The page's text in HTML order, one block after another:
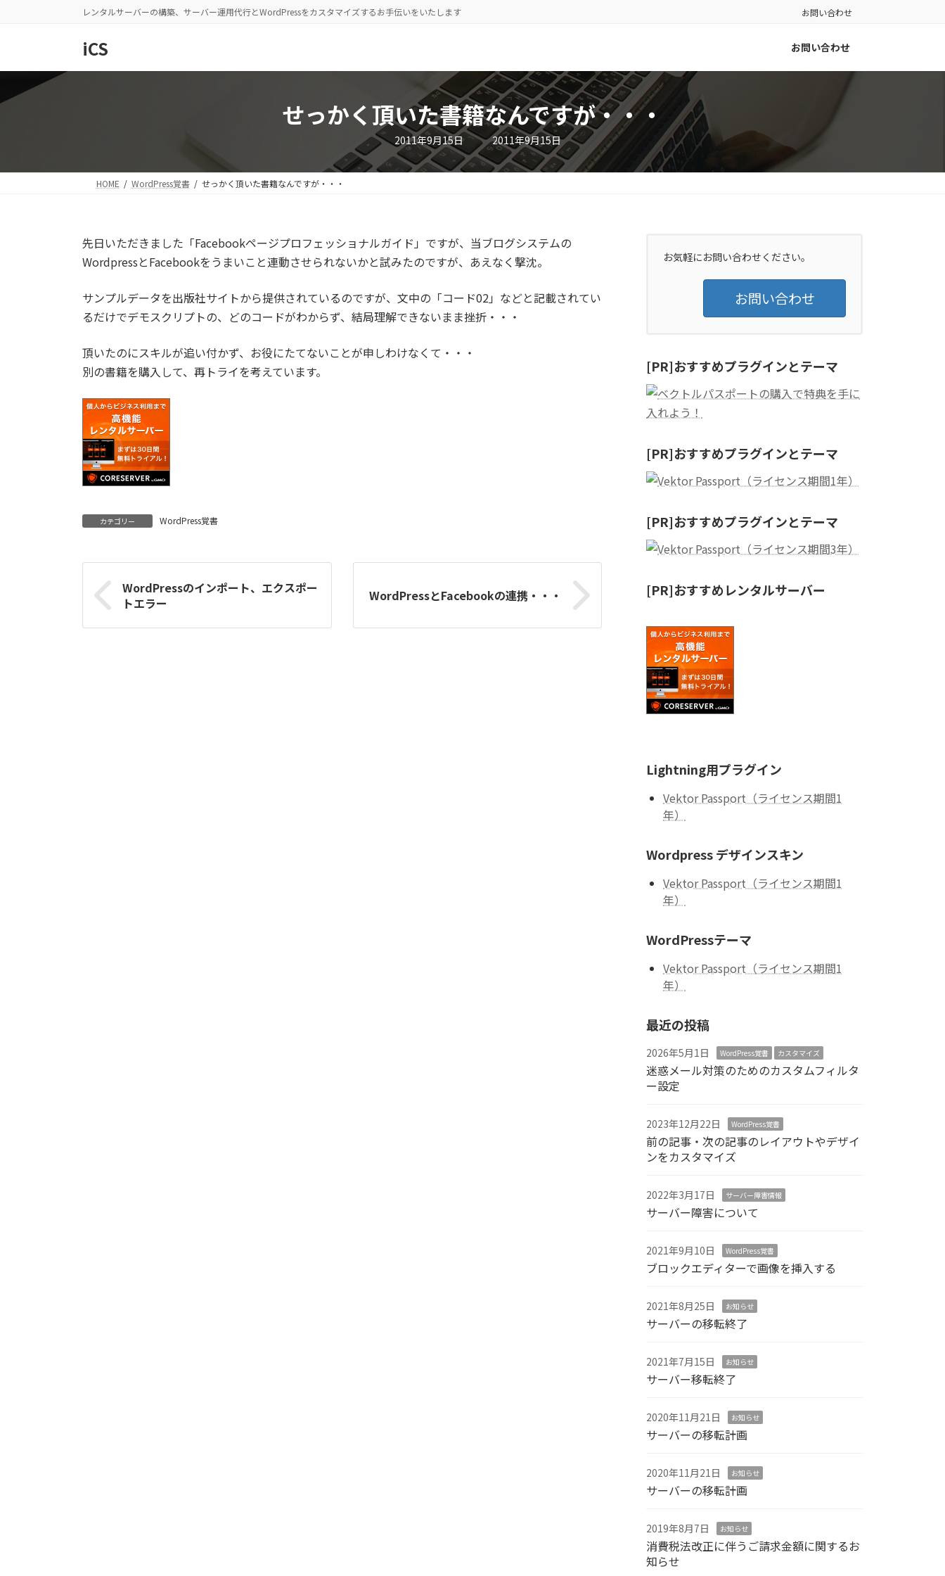
ツ
ス
シ
ン
レンタルサーバーの構築、サーバー運用代行とWordPressをカスタマイズするお手伝いをいたします お問い合わせ
iCS お問い合わせ
せっかく頂いた書籍なんですが・・・
2011年9月15日 最
終
更
新
2011年9月15日
HOME WordPress覚書 せっかく頂いた書籍なんですが・・・
先日いただきました「Facebookページプロフェッショナルガイド」ですが、当ブログシステムの
WordpressとFacebookをうまいこと連動させられないかと試みたのですが、あえなく撃沈。
サンプルデータを出版社サイトから提供されているのですが、文中の「コード02」などと記載されてい
るだけでデモスクリプトの、どのコードがわからず、結局理解できないまま挫折・・・
頂いたのにスキルが追い付かず、お役にたてないことが申しわけなくて・・・
別の書籍を購入して、再トライを考えています。
カテゴリー WordPress覚書
WordPressのインポート、エクスポー
トエラー
WordPressとFacebookの連携・・・
お気軽にお問い合わせください。
お問い合わせ
[PR]おすすめプラグインとテーマ
[PR]おすすめプラグインとテーマ
[PR]おすすめプラグインとテーマ
[PR]おすすめレンタルサーバー
Lightning用プラグイン
Vektor Passport（ライセンス期間1
年）
Wordpress デザインスキン
Vektor Passport（ライセンス期間1
年）
WordPressテーマ
Vektor Passport（ライセンス期間1
年）
最近の投稿
2026年5月1日 WordPress覚書 カスタマイズ
迷惑メール対策のためのカスタムフィルタ
ー設定
2023年12月22日 WordPress覚書
前の記事・次の記事のレイアウトやデザイ
ンをカスタマイズ
2022年3月17日 サーバー障害情報
サーバー障害について
2021年9月10日 WordPress覚書
ブロックエディターで画像を挿入する
2021年8月25日 お知らせ
サーバーの移転終了
2021年7月15日 お知らせ
サーバー移転終了
2020年11月21日 お知らせ
サーバーの移転計画
2020年11月21日 お知らせ
サーバーの移転計画
2019年8月7日 お知らせ
消費税法改正に伴うご請求金額に関するお
知らせ